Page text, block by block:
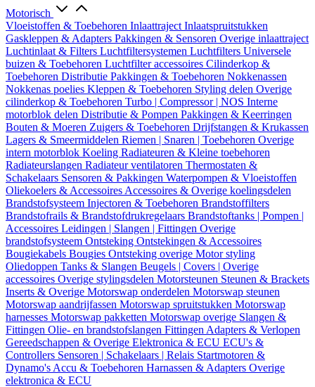
Motorisch
Vloeistoffen & Toebehoren Inlaattraject Inlaatspruitstukken
Gaskleppen & Adapters Pakkingen & Sensoren Overige inlaattraject
Luchtinlaat & Filters Luchtfiltersystemen Luchtfilters Universele
buizen & Toebehoren Luchtfilter accessoires Cilinderkop &
Toebehoren Distributie Pakkingen & Toebehoren Nokkenassen
Nokkenas poelies Kleppen & Toebehoren Styling delen Overige
cilinderkop & Toebehoren Turbo | Compressor | NOS Interne
motorblok delen Distributie & Pompen Pakkingen & Keerringen
Bouten & Moeren Zuigers & Toebehoren Drijfstangen & Krukassen
Lagers & Smeermiddelen Riemen | Snaren | Toebehoren Overige
intern motorblok Koeling Radiateuren & Kleine toebehoren
Radiateurslangen Radiateur ventilatoren Thermostaten &
Schakelaars Sensoren & Pakkingen Waterpompen & Vloeistoffen
Oliekoelers & Accessoires Accessoires & Overige koelingsdelen
Brandstofsysteem Injectoren & Toebehoren Brandstoffilters
Brandstofrails & Brandstofdrukregelaars Brandstoftanks | Pompen |
Accessoires Leidingen | Slangen | Fittingen Overige
brandstofsysteem Ontsteking Ontstekingen & Accessoires
Bougiekabels Bougies Ontsteking overige Motor styling
Oliedoppen Tanks & Slangen Beugels | Covers | Overige
accessoires Overige stylingsdelen Motorsteunen Steunen & Brackets
Inserts & Overige Motorswap onderdelen Motorswap steunen
Motorswap aandrijfassen Motorswap spruitstukken Motorswap
harnesses Motorswap pakketten Motorswap overige Slangen &
Fittingen Olie- en brandstofslangen Fittingen Adapters & Verlopen
Gereedschappen & Overige Elektronica & ECU ECU's &
Controllers Sensoren | Schakelaars | Relais Startmotoren &
Dynamo's Accu & Toebehoren Harnassen & Adapters Overige
elektronica & ECU